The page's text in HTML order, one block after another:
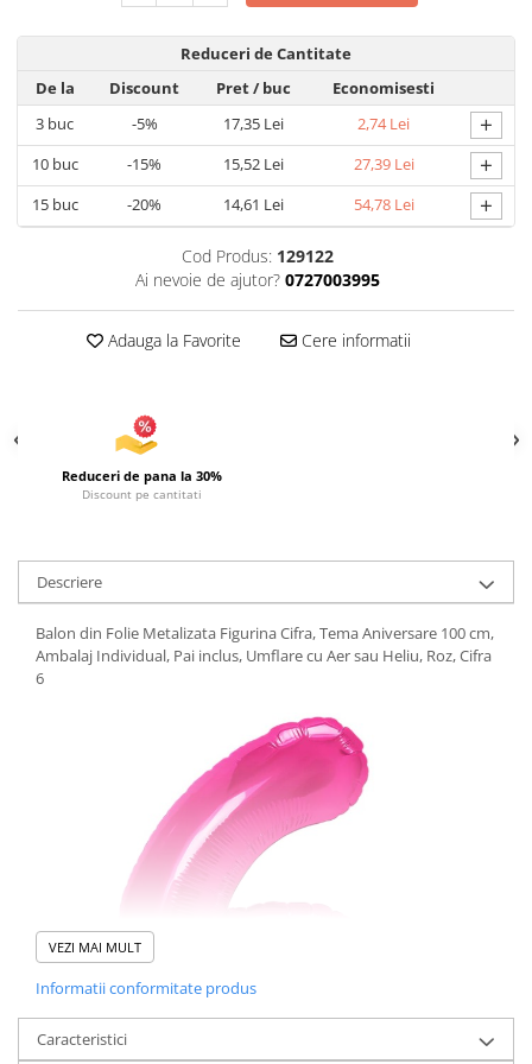
Articole pentru Iluminat
Lampi de veghe
Articole si, Echipamente pentru
Transport şi Ridicat
Pelerine, Umbrele si Accesorii
Videoproiectoare
Reduceri de Cantitate
De la
Discount Pret/ buc
Economisesti
3 buc -5% 17,35 Lei 2,74 Lei +
10buc -15% 15,52 Lei 27,39 Lei +
15buc -20% 14,61 Lei 54,78 Lei +
Cod Produs: 129122
Ai nevoie de ajutor? 0727003995
Adauga la Favorite Cere informatii
Reduceri de pana la 30%
Discount pe cantitati
Descriere
Balon din Folie Metalizata Figurina Cifra, Tema Aniversare 100 cm,
Ambalaj Individual, Pai inclus, Umflare cu Aer sau Heliu, Roz, Cifra
6
VEZI MAI MULT
Informatii conformitate produs
Caracteristici